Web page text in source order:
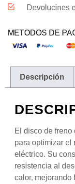
Devolucines
METODOS DE
Descripción
El disco de freno
para optimizar el
eléctrico. Su
resistencia al
calor, mejorando